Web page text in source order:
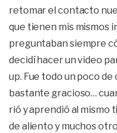
retomar el contacto
que tienen mis mismos
preguntaban siempre
decidí hacer un video
up. Fue todo un poco de
bastante gracioso…
rió y aprendió al mismo
de aliento y muchos